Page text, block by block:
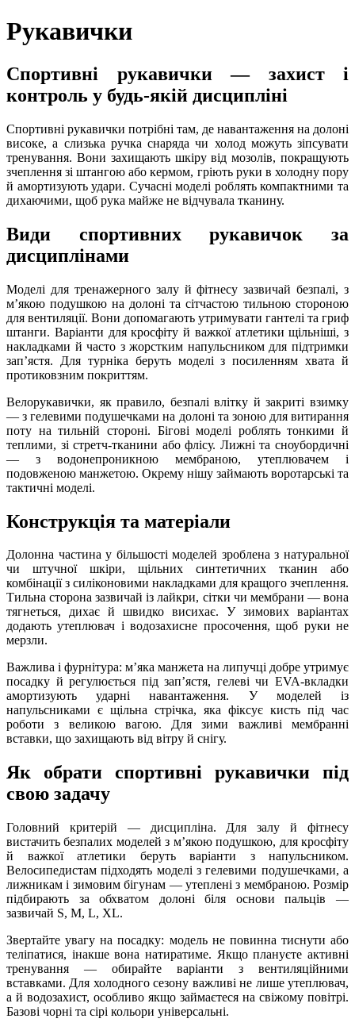
Рукавички
Спортивні рукавички — захист і
контроль у будь-якій дисципліні
Спортивні рукавички потрібні там, де навантаження на долоні
високе, а слизька ручка снаряда чи холод можуть зіпсувати
тренування. Вони захищають шкіру від мозолів, покращують
зчеплення зі штангою або кермом, гріють руки в холодну пору
й амортизують удари. Сучасні моделі роблять компактними та
дихаючими, щоб рука майже не відчувала тканину.
Види спортивних рукавичок за
дисциплінами
Моделі для тренажерного залу й фітнесу зазвичай безпалі, з
м’якою подушкою на долоні та сітчастою тильною стороною
для вентиляції. Вони допомагають утримувати гантелі та гриф
штанги. Варіанти для кросфіту й важкої атлетики щільніші, з
накладками й часто з жорстким напульсником для підтримки
зап’ястя. Для турніка беруть моделі з посиленням хвата й
протиковзним покриттям.
Велорукавички, як правило, безпалі влітку й закриті взимку
— з гелевими подушечками на долоні та зоною для витирання
поту на тильній стороні. Бігові моделі роблять тонкими й
теплими, зі стретч-тканини або флісу. Лижні та сноубордичні
— з водонепроникною мембраною, утеплювачем і
подовженою манжетою. Окрему нішу займають воротарські та
тактичні моделі.
Конструкція та матеріали
Долонна частина у більшості моделей зроблена з натуральної
чи штучної шкіри, щільних синтетичних тканин або
комбінації з силіконовими накладками для кращого зчеплення.
Тильна сторона зазвичай із лайкри, сітки чи мембрани — вона
тягнеться, дихає й швидко висихає. У зимових варіантах
додають утеплювач і водозахисне просочення, щоб руки не
мерзли.
Важлива і фурнітура: м’яка манжета на липучці добре утримує
посадку й регулюється під зап’ястя, гелеві чи EVA-вкладки
амортизують ударні навантаження. У моделей із
напульсниками є щільна стрічка, яка фіксує кисть під час
роботи з великою вагою. Для зими важливі мембранні
вставки, що захищають від вітру й снігу.
Як обрати спортивні рукавички під
свою задачу
Головний критерій — дисципліна. Для залу й фітнесу
вистачить безпалих моделей з м’якою подушкою, для кросфіту
й важкої атлетики беруть варіанти з напульсником.
Велосипедистам підходять моделі з гелевими подушечками, а
лижникам і зимовим бігунам — утеплені з мембраною. Розмір
підбирають за обхватом долоні біля основи пальців —
зазвичай S, M, L, XL.
Звертайте увагу на посадку: модель не повинна тиснути або
теліпатися, інакше вона натиратиме. Якщо плануєте активні
тренування — обирайте варіанти з вентиляційними
вставками. Для холодного сезону важливі не лише утеплювач,
а й водозахист, особливо якщо займаєтеся на свіжому повітрі.
Базові чорні та сірі кольори універсальні.